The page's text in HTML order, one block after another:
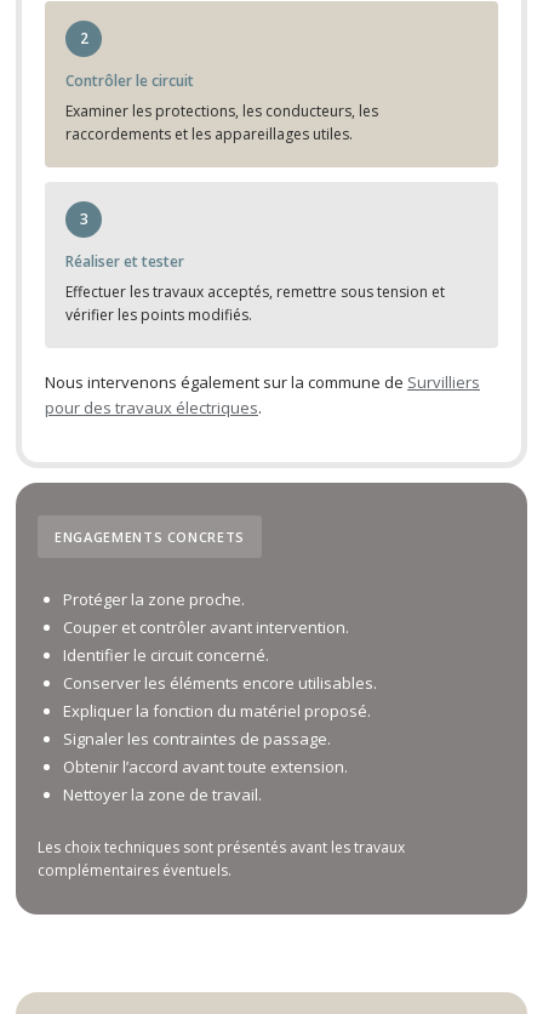
2
Contrôler le circuit
Examiner les protections, les conducteurs, les
raccordements et les appareillages utiles.
3
Réaliser et tester
Effectuer les travaux acceptés, remettre sous tension et
vérifier les points modifiés.
Nous intervenons également sur la commune de Survilliers
pour des travaux électriques.
ENGAGEMENTS CONCRETS
Protéger la zone proche.
Couper et contrôler avant intervention.
Identifier le circuit concerné.
Conserver les éléments encore utilisables.
Expliquer la fonction du matériel proposé.
Signaler les contraintes de passage.
Obtenir l’accord avant toute extension.
Nettoyer la zone de travail.
Les choix techniques sont présentés avant les travaux
complémentaires éventuels.